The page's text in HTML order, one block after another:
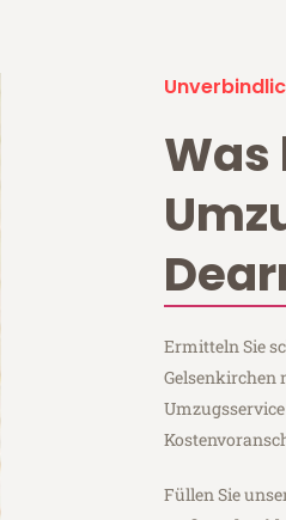
Was
Ermitteln Sie
Gelsenkirchen
Füllen Sie